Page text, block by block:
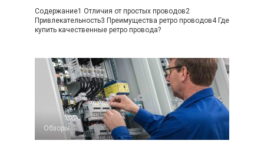
Содержание1 Отличия от простых проводов2
Привлекательность3 Преимущества ретро проводов4 Где
купить качественные ретро провода?
Обзоры